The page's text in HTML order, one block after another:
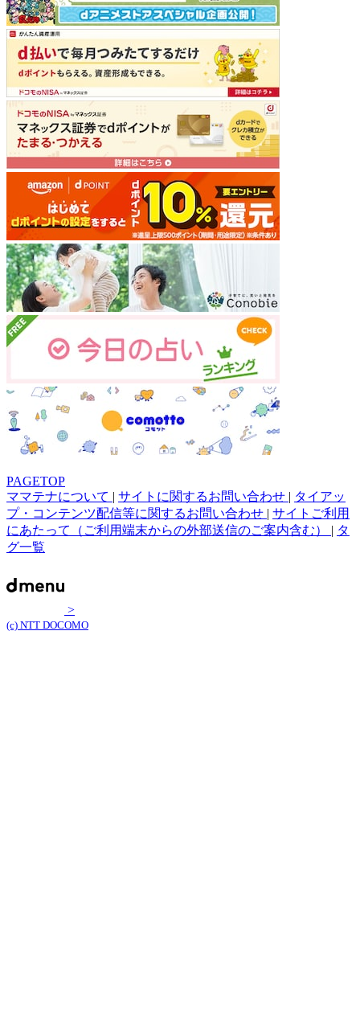
PAGETOP
ママテナについて | サイトに関するお問い合わせ | タイアッ
プ・コンテンツ配信等に関するお問い合わせ | サイトご利用
にあたって（ご利用端末からの外部送信のご案内含む） | タ
グ一覧
>
(c) NTT DOCOMO